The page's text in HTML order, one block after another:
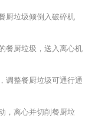
厨垃圾倾倒入破碎机
餐厨垃圾，送入离心机
调整餐厨垃圾可通行通
，离心并切削餐厨垃